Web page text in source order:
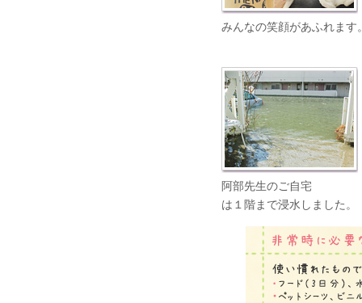
みんなの笑顔があふれます
阿部先生のご自宅
は１階まで浸水しました。